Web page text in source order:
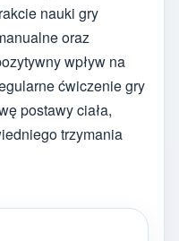
nauki gry
oraz
wpływ na
ćwiczenie gry
postawy ciała,
trzymania